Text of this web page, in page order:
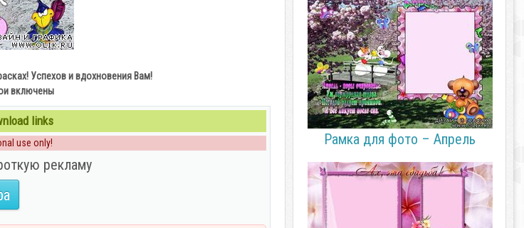
Успехов и вдохновения Вам!
включены
links
use only!
рекламу
Рамка для фото – Апрель